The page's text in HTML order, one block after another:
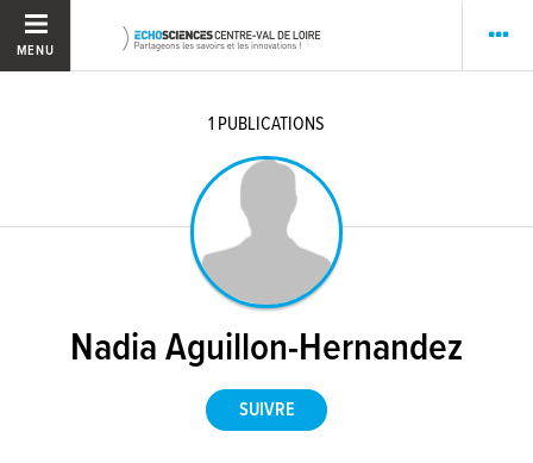
MENU
1 PUBLICATIONS
Nadia Aguillon-Hernandez